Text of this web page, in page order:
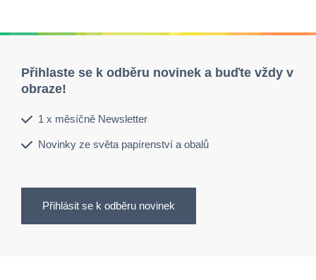
Přihlaste se k odběru novinek a buďte vždy v
obraze!
1 x měsíčně Newsletter
Novinky ze světa papírenství a obalů
Přihlásit se k odběru novinek